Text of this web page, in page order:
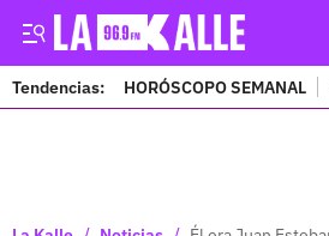
Tendencias: HORÓSCOPO SEMANAL